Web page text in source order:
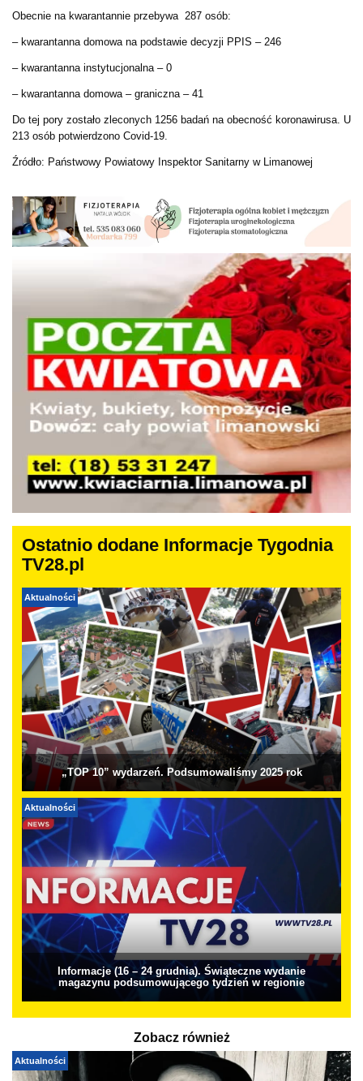
Obecnie na kwarantannie przebywa 287 osób:
– kwarantanna domowa na podstawie decyzji PPIS – 246
– kwarantanna instytucjonalna – 0
– kwarantanna domowa – graniczna – 41
Do tej pory zostało zleconych 1256 badań na obecność koronawirusa. U
213 osób potwierdzono Covid-19.
Źródło: Państwowy Powiatowy Inspektor Sanitarny w Limanowej
Ostatnio dodane Informacje Tygodnia
TV28.pl
Aktualności
„TOP 10” wydarzeń. Podsumowaliśmy 2025 rok
Aktualności
Informacje (16 – 24 grudnia). Świąteczne wydanie
magazynu podsumowującego tydzień w regionie
Zobacz również
Aktualności